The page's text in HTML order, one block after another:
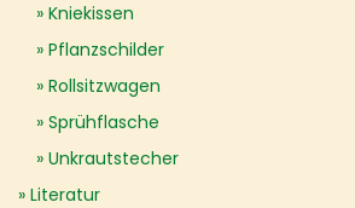
Kniekissen
Pflanzschilder
Rollsitzwagen
Sprühflasche
Unkrautstecher
Literatur